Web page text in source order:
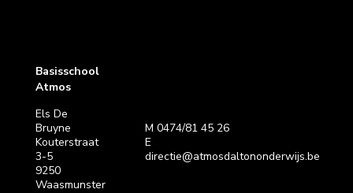
Basisschool
Atmos
Els De
Bruyne
Kouterstraat
3-5
9250
Waasmunster
M 0474/81 45 26
E
directie@atmosdaltononderwijs.be